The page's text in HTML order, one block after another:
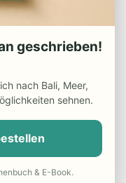
reist,
Unsere
ist oft
geschrieben!
nach Bali, Meer,
sehnen.
& E-Book.